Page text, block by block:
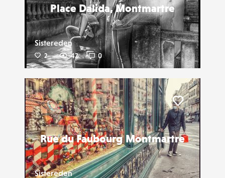
Place Dalida, Montmartre
Sistereden
2 42 0
Rue du Faubourg Montmartre
Sistereden
Liker